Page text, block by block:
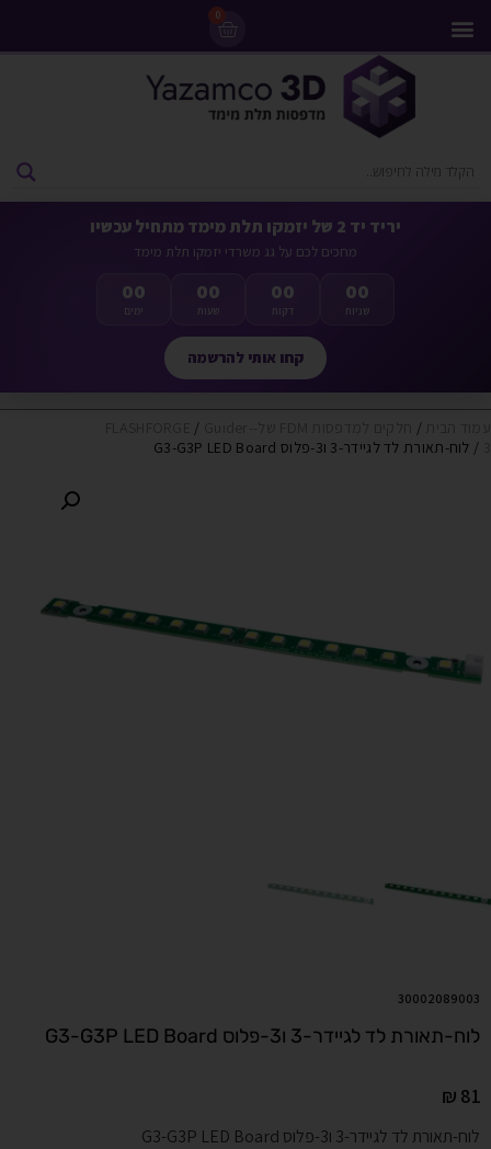
0
יריד יד 2 של יזמקו תלת מימד מתחיל עכשיו
מחכים לכם על גג משרדי יזמקו תלת מימד
00
ימים
00
שעות
00
דקות
00
שניות
קחו אותי להרשמה
/
/
/ לוח-תאורת לד לגיידר-3 ו3-פלוס G3-G3P LED Board
30002089003
לוח-תאורת לד לגיידר-3 ו3-פלוס G3-G3P LED Board
₪ 81
לוח-תאורת לד לגיידר-3 ו3-פלוס G3-G3P LED Board